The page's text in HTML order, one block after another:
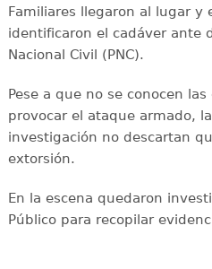
Familiares llegaron al lugar y
identificaron el cadáver ante
Nacional Civil (PNC).
Pese a que no se conocen
provocar el ataque armado,
investigación no descartan
extorsión.
En la escena quedaron
Público para recopilar